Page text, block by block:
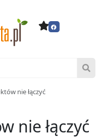
nie łączyć
nie łączyć